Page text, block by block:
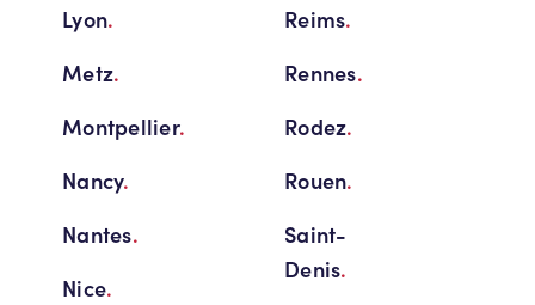
Lyon.
Metz.
Montpellier.
Nancy.
Nantes.
Nice.
Reims.
Rennes.
Rodez.
Rouen.
Saint-
Denis.